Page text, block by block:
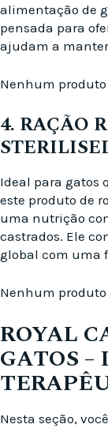
alimentação de
pensada para
ajudam a
Nenhum
4. RAÇÃO
Ideal para gatos
este produto de
uma nutrição
castrados. Ele
global com uma
Nenhum
ROYAL
GATOS –
Nesta seção,